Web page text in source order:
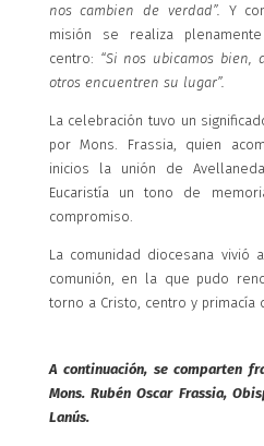
nos cambien de verdad”.
Y
misión se realiza
centro: “Si nos ubicamos bien,
otros encuentren su lugar”.
La celebración tuvo un
por Mons. Frassia, quien
inicios la unión de
Eucaristía un tono de
compromiso.
La comunidad diocesana vivió
comunión, en la que pudo
torno a Cristo, centro y primacía
A continuación, se comparten
Mons. Rubén Oscar Frassia,
Lanús.